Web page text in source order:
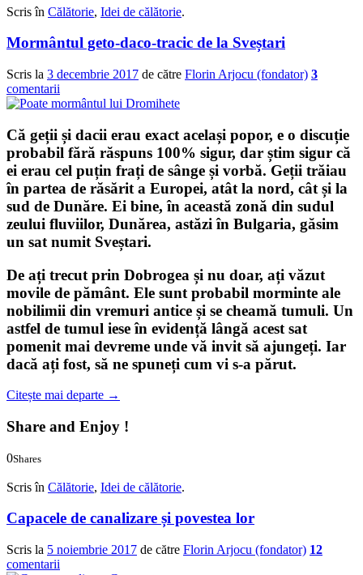
Scris în Călătorie, Idei de călătorie.
Mormântul geto-daco-tracic de la Sveștari
Scris la 3 decembrie 2017 de către Florin Arjocu (fondator) 3
comentarii
Că geții și dacii erau exact același popor, e o discuție
probabil fără răspuns 100% sigur, dar știm sigur că
ei erau cel puțin frați de sânge și vorbă. Geții trăiau
în partea de răsărit a Europei, atât la nord, cât și la
sud de Dunăre. Ei bine, în această zonă din sudul
zeului fluviilor, Dunărea, astăzi în Bulgaria, găsim
un sat numit Sveștari.
De ați trecut prin Dobrogea și nu doar, ați văzut
movile de pământ. Ele sunt probabil morminte ale
nobilimii din vremuri antice și se cheamă tumuli. Un
astfel de tumul iese în evidență lângă acest sat
pomenit mai devreme unde vă invit să ajungeți. Iar
dacă ați fost, să ne spuneți cum vi s-a părut.
Citește mai departe →
Share and Enjoy !
0Shares
Scris în Călătorie, Idei de călătorie.
Capacele de canalizare și povestea lor
Scris la 5 noiembrie 2017 de către Florin Arjocu (fondator) 12
comentarii